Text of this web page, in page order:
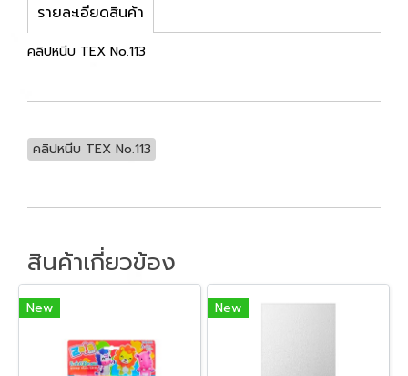
รายละเอียดสินค้า
คลิปหนีบ TEX No.113
คลิปหนีบ TEX No.113
สินค้าเกี่ยวข้อง
New New